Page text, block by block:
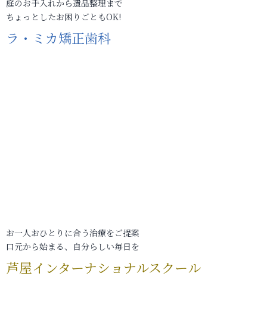
庭のお手入れから遺品整理まで
ちょっとしたお困りごともOK!
ラ・ミカ矯正歯科
お一人おひとりに合う治療をご提案
口元から始まる、自分らしい毎日を
芦屋インターナショナルスクール